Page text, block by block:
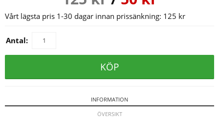
Vårt lägsta pris 1-30 dagar innan prissänkning: 125 kr
Antal:
KÖP
INFORMATION
ÖVERSIKT